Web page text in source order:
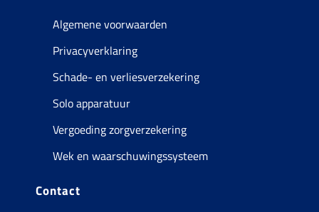
Algemene voorwaarden
Privacyverklaring
Schade- en verliesverzekering
Solo apparatuur
Vergoeding zorgverzekering
Wek en waarschuwingssysteem
Contact